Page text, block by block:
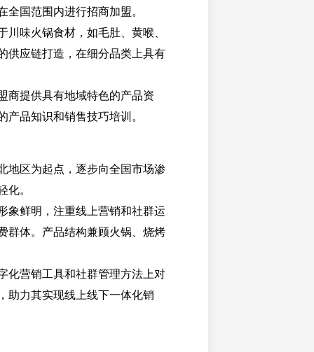
全国范围内进行招商加盟。
川味火锅食材，如毛肚、黄喉、
供应链打造，在细分品类上具有
商提供具有地域特色的产品资
产品知识和销售技巧培训。
地区为起点，逐步向全国市场渗
化。
象鲜明，注重线上营销和社群运
群体。产品结构兼顾火锅、烧烤
化营销工具和社群管理方法上对
助力其实现线上线下一体化销